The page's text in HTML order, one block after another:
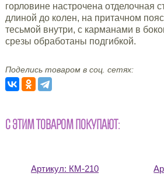
горловине настрочена отделочная
длиной до колен, на притачном
тесьмой внутри, с карманами в
срезы обработаны подгибкой.
Поделись товаром в соц. сетях:
С ЭТИМ ТОВАРОМ ПОКУПАЮТ:
Артикул: КМ-210